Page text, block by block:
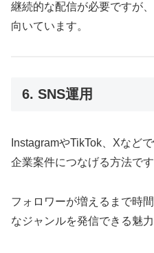
継続的な配信が必要ですが
向いています。
6. SNS運用
InstagramやTikTok、Xなど
企業案件につなげる方法です
フォロワーが増えるまで時
なジャンルを発信できる魅力